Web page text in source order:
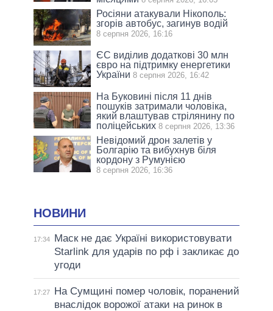
Росіяни атакували Нікополь:
згорів автобус, загинув водій
8 серпня 2026, 16:16
ЄС виділив додаткові 30 млн
євро на підтримку енергетики
України 8 серпня 2026, 16:42
На Буковині після 11 днів
пошуків затримали чоловіка,
який влаштував стрілянину по
поліцейських 8 серпня 2026, 13:36
Невідомий дрон залетів у
Болгарію та вибухнув біля
кордону з Румунією
8 серпня 2026, 16:36
НОВИНИ
17:34
Маск не дає Україні використовувати
Starlink для ударів по рф і закликає до
угоди
17:27
На Сумщині помер чоловік, поранений
внаслідок ворожої атаки на ринок в